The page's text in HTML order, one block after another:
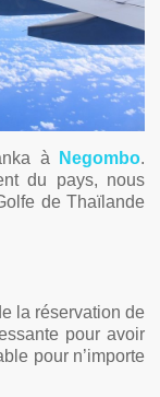
à Negombo.
du pays, nous
de Thaïlande
la réservation de
pour avoir
pour n’importe